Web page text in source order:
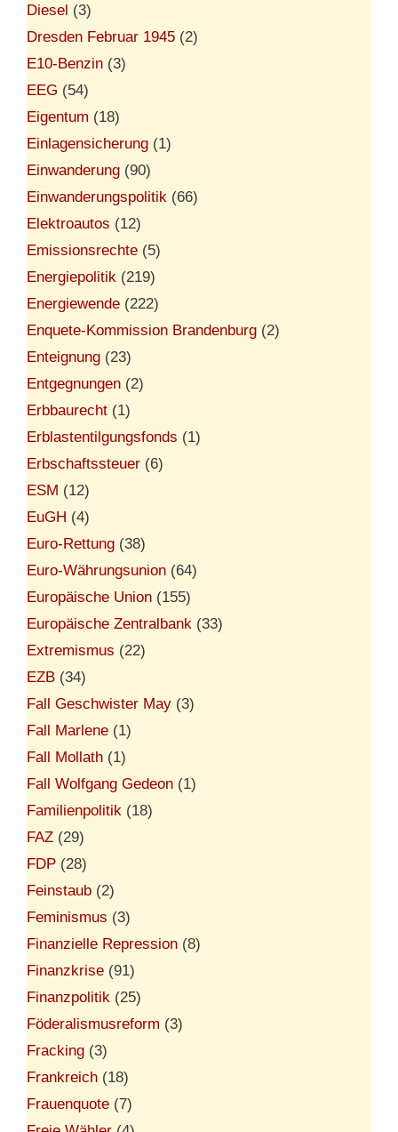
Diesel (3)
Dresden Februar 1945 (2)
E10-Benzin (3)
EEG (54)
Eigentum (18)
Einlagensicherung (1)
Einwanderung (90)
Einwanderungspolitik (66)
Elektroautos (12)
Emissionsrechte (5)
Energiepolitik (219)
Energiewende (222)
Enquete-Kommission Brandenburg (2)
Enteignung (23)
Entgegnungen (2)
Erbbaurecht (1)
Erblastentilgungsfonds (1)
Erbschaftssteuer (6)
ESM (12)
EuGH (4)
Euro-Rettung (38)
Euro-Währungsunion (64)
Europäische Union (155)
Europäische Zentralbank (33)
Extremismus (22)
EZB (34)
Fall Geschwister May (3)
Fall Marlene (1)
Fall Mollath (1)
Fall Wolfgang Gedeon (1)
Familienpolitik (18)
FAZ (29)
FDP (28)
Feinstaub (2)
Feminismus (3)
Finanzielle Repression (8)
Finanzkrise (91)
Finanzpolitik (25)
Föderalismusreform (3)
Fracking (3)
Frankreich (18)
Frauenquote (7)